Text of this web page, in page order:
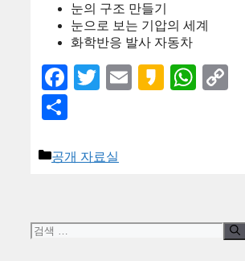
눈의 구조 만들기
눈으로 보는 기압의 세계
화학반응 발사 자동차
Facebook
TwitterEmailKakao
카
공개 자료실
검